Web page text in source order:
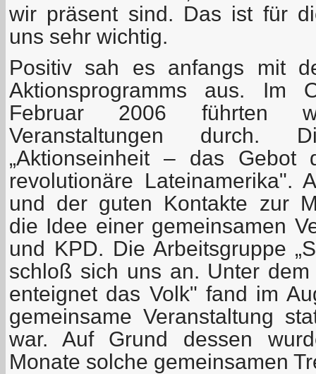
wir präsent sind. Das ist für
uns sehr wichtig.
Positiv sah es anfangs mit
Aktionsprogramms aus. Im
Februar 2006 führten
Veranstaltungen durch.
„Aktionseinheit – das Gebot
revolutionäre Lateinamerika".
und der guten Kontakte zur
die Idee einer gemeinsamen
und KPD. Die Arbeitsgruppe
schloß sich uns an. Unter dem
enteignet das Volk" fand im
gemeinsame Veranstaltung
war. Auf Grund dessen
Monate solche gemeinsamen